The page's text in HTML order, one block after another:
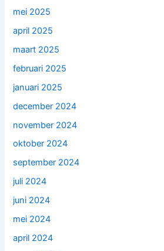
mei 2025
april 2025
maart 2025
februari 2025
januari 2025
december 2024
november 2024
oktober 2024
september 2024
juli 2024
juni 2024
mei 2024
april 2024